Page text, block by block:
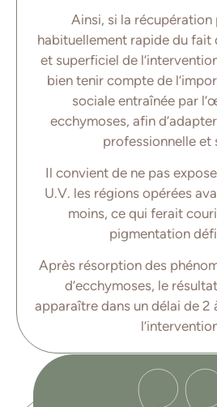
Ainsi, si la récupération
habituellement rapide du fait
et superficiel de
bien tenir compte de
sociale entraînée par
ecchymoses, afin
professionnelle et
Il convient de ne pas
U.V. les régions opérées
moins, ce qui ferait
pigmentation
Après résorption des
d’ecchymoses, le
apparaître dans un délai de 2